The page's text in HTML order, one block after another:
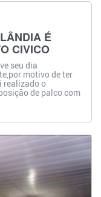
É
CIVICO
seu dia
motivo de ter
realizado o
de palco com